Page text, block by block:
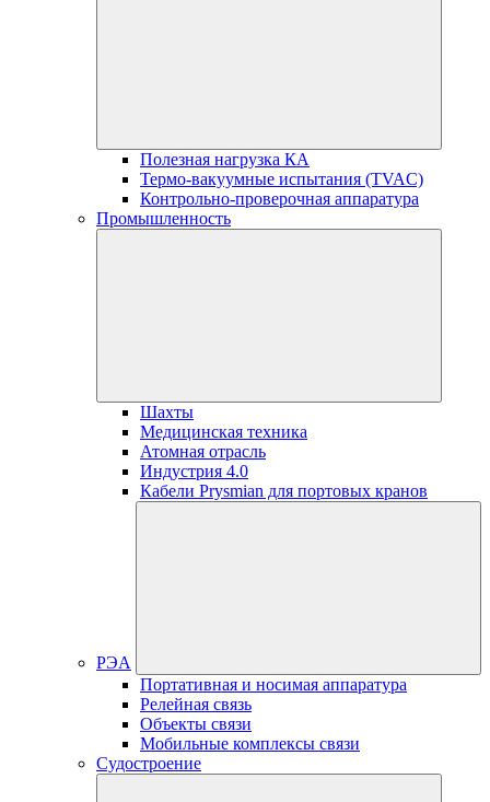
Полезная нагрузка КА
Термо-вакуумные испытания (TVAC)
Контрольно-проверочная аппаратура
Промышленность
Шахты
Медицинская техника
Атомная отрасль
Индустрия 4.0
Кабели Prysmian для портовых кранов
РЭА
Портативная и носимая аппаратура
Релейная связь
Объекты связи
Мобильные комплексы связи
Судостроение